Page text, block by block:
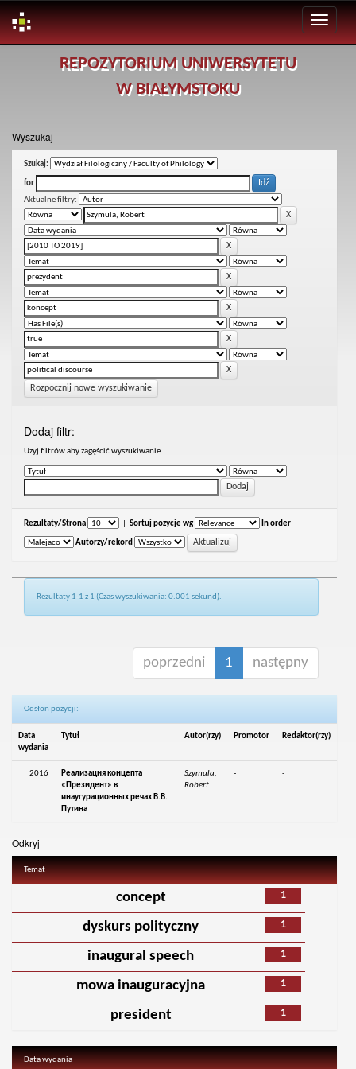
REPOZYTORIUM UNIWERSYTETU
W BIAŁYMSTOKU
Wyszukaj
Szukaj:
for
Aktualne filtry:
Rozpocznij nowe wyszukiwanie
Dodaj filtr:
Uzyj filtrów aby zagęścić wyszukiwanie.
Rezultaty/Strona Sortuj pozycje wg In order
Autorzy/rekord
Rezultaty 1-1 z 1 (Czas wyszukiwania: 0.001 sekund).
poprzedni 1 następny
Odsłon pozycji:
Data
wydania
Tytuł Autor(rzy) Promotor Redaktor(rzy)
2016
Реализация концепта
«Президент» в
инаугурационных речах В.В.
Путина
Szymula,
Robert
- -
Odkryj
Temat
1
concept
1
dyskurs polityczny
1
inaugural speech
1
mowa inauguracyjna
1
president
Data wydania